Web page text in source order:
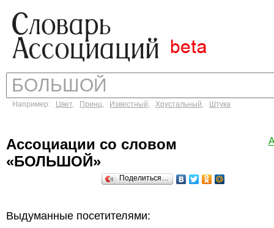
Например: Цвет, Принц, Известный, Хрустальный, Штука
Ассоциации со словом
«БОЛЬШОЙ»
Поделиться…
Выдуманные посетителями: